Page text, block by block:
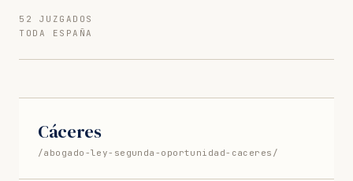
52 JUZGADOS
TODA ESPAÑA
Cáceres
/abogado-ley-segunda-oportunidad-caceres/